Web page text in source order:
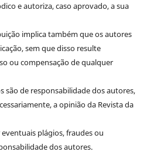
e autoriza, caso aprovado, a sua
implica também que os autores
sem que disso resulte
ou compensação de qualquer
são de responsabilidade dos autores,
a opinião da Revista da
plágios, fraudes ou
dos autores.